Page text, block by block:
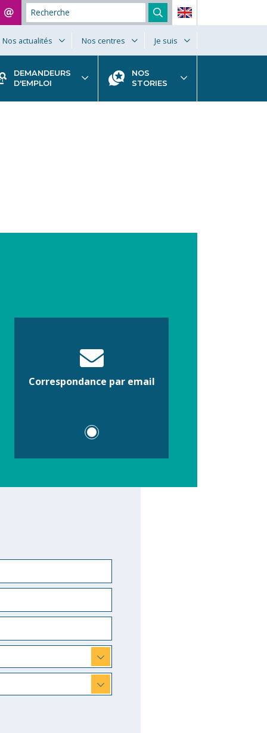
Nos actualités Nos centres Je suis
DEMANDEURS
D'EMPLOI
NOS
STORIES
Correspondance par email